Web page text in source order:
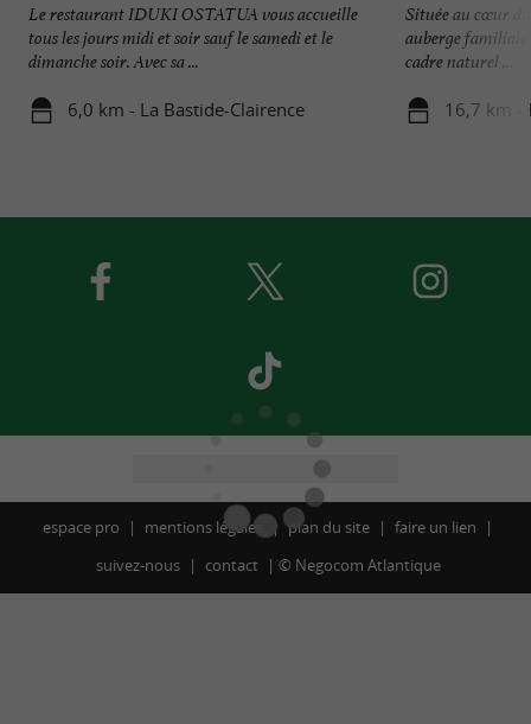
Le restaurant IDUKI OSTATUA vous accueille
tous les jours midi et soir sauf le samedi et le
dimanche soir. Avec sa ...
6,0 km - La Bastide-Clairence
Située au cœur du
auberge familiale
cadre naturel ...
16,7 km -
espace pro mentions légales plan du site
faire un lien
suivez-nous
contact © Negocom Atlantique